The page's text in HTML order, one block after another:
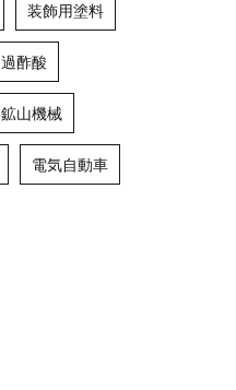
装飾用塗料
過酢酸
鉱山機械
電気自動車